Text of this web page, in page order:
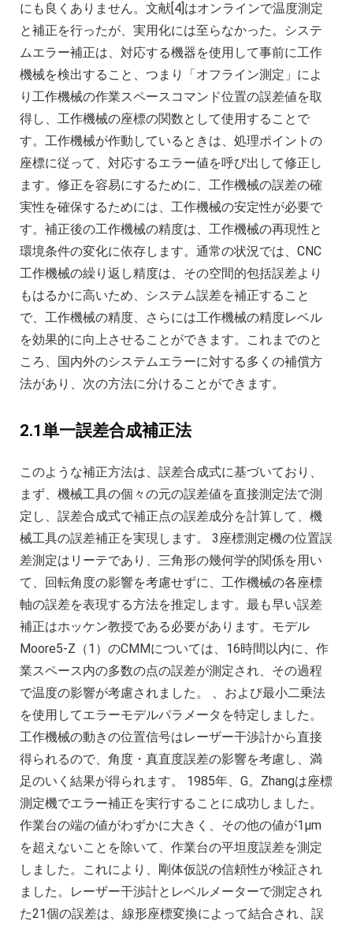
にも良くありません。文献[4]はオンラインで温度測定
と補正を行ったが、実用化には至らなかった。システ
ムエラー補正は、対応する機器を使用して事前に工作
機械を検出すること、つまり「オフライン測定」によ
り工作機械の作業スペースコマンド位置の誤差値を取
得し、工作機械の座標の関数として使用することで
す。工作機械が作動しているときは、処理ポイントの
座標に従って、対応するエラー値を呼び出して修正し
ます。修正を容易にするために、工作機械の誤差の確
実性を確保するためには、工作機械の安定性が必要で
す。補正後の工作機械の精度は、工作機械の再現性と
環境条件の変化に依存します。通常の状況では、CNC
工作機械の繰り返し精度は、その空間的包括誤差より
もはるかに高いため、システム誤差を補正すること
で、工作機械の精度、さらには工作機械の精度レベル
を効果的に向上させることができます。これまでのと
ころ、国内外のシステムエラーに対する多くの補償方
法があり、次の方法に分けることができます。
2.1単一誤差合成補正法
このような補正方法は、誤差合成式に基づいており、
まず、機械工具の個々の元の誤差値を直接測定法で測
定し、誤差合成式で補正点の誤差成分を計算して、機
械工具の誤差補正を実現します。 3座標測定機の位置誤
差測定はリーテであり、三角形の幾何学的関係を用い
て、回転角度の影響を考慮せずに、工作機械の各座標
軸の誤差を表現する方法を推定します。最も早い誤差
補正はホッケン教授である必要があります。モデル
Moore5-Z（1）のCMMについては、16時間以内に、作
業スペース内の多数の点の誤差が測定され、その過程
で温度の影響が考慮されました。 、および最小二乗法
を使用してエラーモデルパラメータを特定しました。
工作機械の動きの位置信号はレーザー干渉計から直接
得られるので、角度・真直度誤差の影響を考慮し、満
足のいく結果が得られます。 1985年、G。Zhangは座標
測定機でエラー補正を実行することに成功しました。
作業台の端の値がわずかに大きく、その他の値が1μm
を超えないことを除いて、作業台の平坦度誤差を測定
しました。これにより、剛体仮説の信頼性が検証され
ました。レーザー干渉計とレベルメーターで測定され
た21個の誤差は、線形座標変換によって結合され、誤